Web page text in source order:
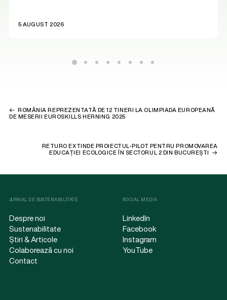
5 AUGUST 2026
ROMÂNIA REPREZENTATĂ DE 12 TINERI LA OLIMPIADA EUROPEANĂ
DE MESERII EUROSKILLS HERNING 2025
RETURO EXTINDE PROIECTUL-PILOT PENTRU PROMOVAREA
EDUCAȚIEI ECOLOGICE ÎN SECTORUL 2 DIN BUCUREȘTI
JURNAL DE SUSTENABILITATE
Despre noi
Sustenabilitate
Știri & Articole
Colaborează cu noi
Contact
SOCIAL MEDIA
LinkedIn
Facebook
Instagram
YouTube